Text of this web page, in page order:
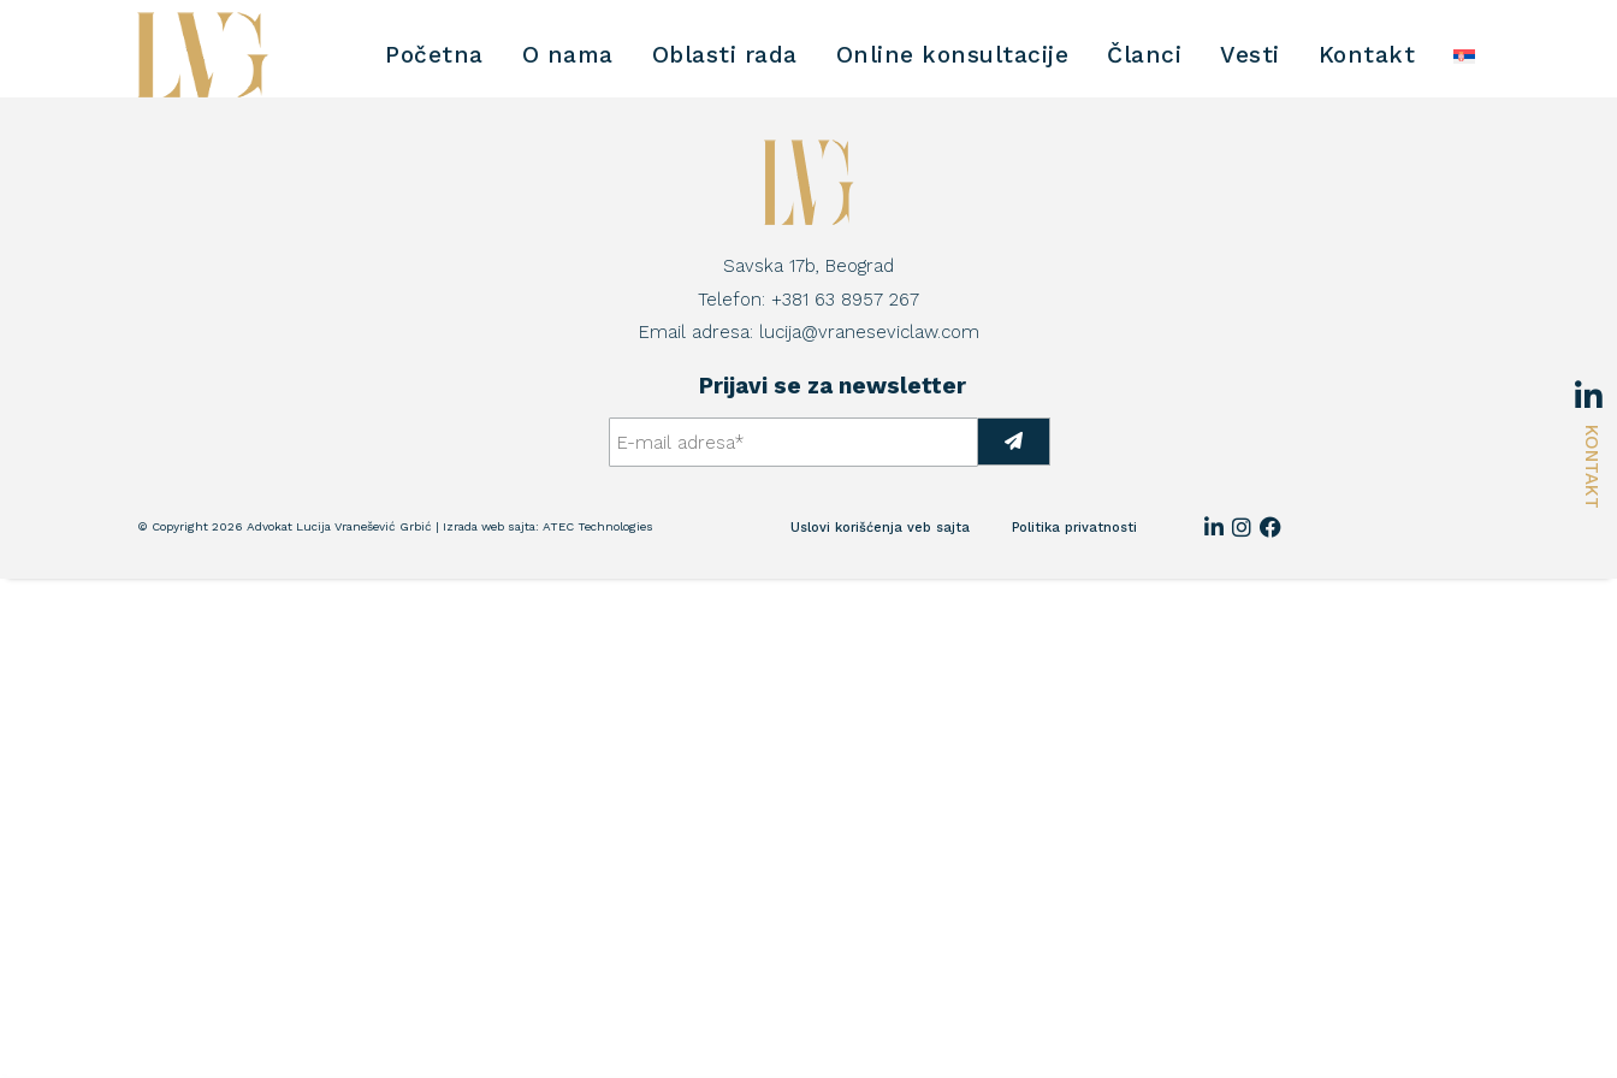
KONTAKT
Početna O nama Oblasti rada Online konsultacije Članci Vesti Kontakt
Savska 17b, Beograd
Telefon: +381 63 8957 267
Email adresa: lucija@vraneseviclaw.com
Prijavi se za newsletter
© Copyright 2026 Advokat Lucija Vranešević Grbić | Izrada web sajta: ATEC Technologies Politika privatnosti
Uslovi korišćenja veb sajta